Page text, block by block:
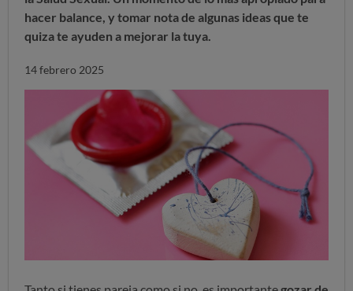
hacer balance, y tomar nota de algunas ideas que te
quiza te ayuden a mejorar la tuya.
14 febrero 2025